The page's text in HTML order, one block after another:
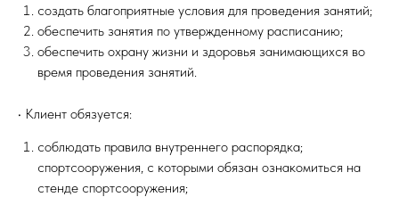
создать благоприятные условия для проведения занятий;
обеспечить занятия по утвержденному расписанию;
обеспечить охрану жизни и здоровья занимающихся во
время проведения занятий.
• Клиент обязуется:
соблюдать правила внутреннего распорядка;
спортсооружения, с которыми обязан ознакомиться на
стенде спортсооружения;